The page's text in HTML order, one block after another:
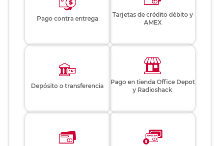
Pago contra entrega
Tarjetas de crédito débito y
AMEX
Depósito o transferencia
Pago en tienda Office Depot
y Radioshack